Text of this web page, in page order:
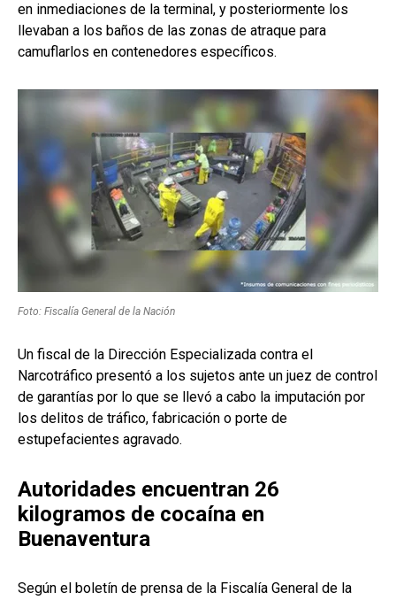
en inmediaciones de la terminal, y posteriormente los
llevaban a los baños de las zonas de atraque para
camuflarlos en contenedores específicos.
Foto: Fiscalía General de la Nación
Un fiscal de la Dirección Especializada contra el
Narcotráfico presentó a los sujetos ante un juez de control
de garantías por lo que se llevó a cabo la imputación por
los delitos de tráfico, fabricación o porte de
estupefacientes agravado.
Autoridades encuentran 26
kilogramos de cocaína en
Buenaventura
Según el boletín de prensa de la Fiscalía General de la